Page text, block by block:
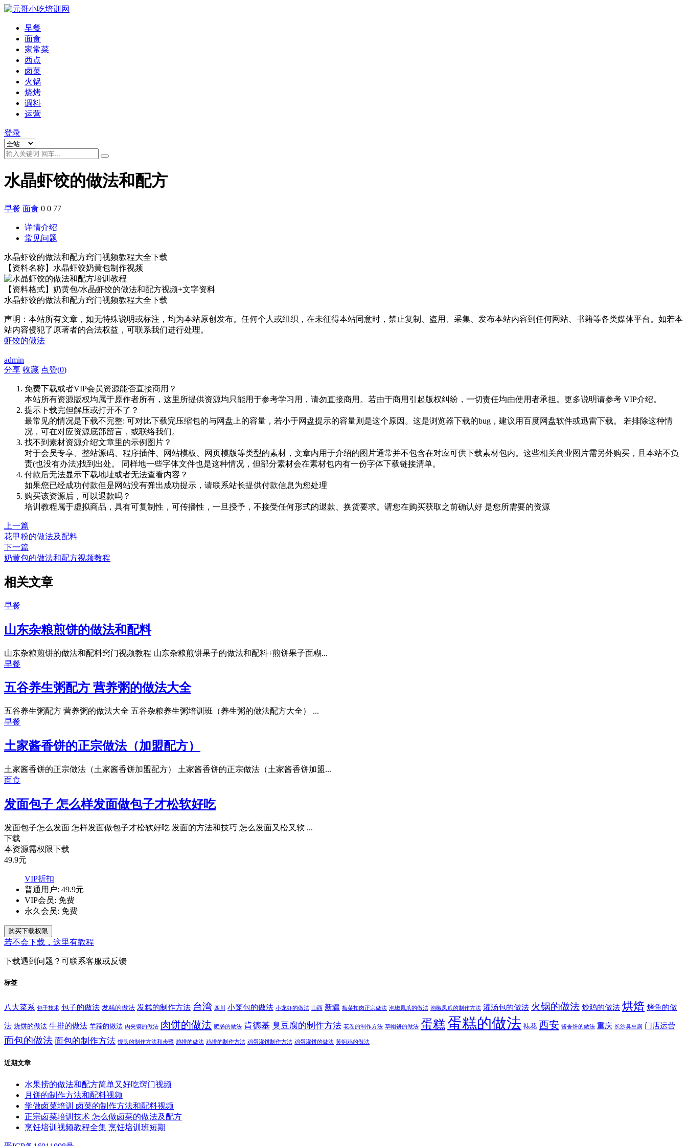
早餐
面食
家常菜
西点
卤菜
火锅
烧烤
调料
运营
登录
水晶虾饺的做法和配方
早餐 面食 0 0 77
详情介绍
常见问题
水晶虾饺的做法和配方窍门视频教程大全下载
【资料名称】水晶虾饺奶黄包制作视频
【资料格式】奶黄包/水晶虾饺的做法和配方视频+文字资料
水晶虾饺的做法和配方窍门视频教程大全下载
声明：本站所有文章，如无特殊说明或标注，均为本站原创发布。任何个人或组织，在未征得本站同意时，禁止复制、盗用、采集、发布本站内容到任何网站、书籍等各类媒体平台。如若本
站内容侵犯了原著者的合法权益，可联系我们进行处理。
虾饺的做法
admin
分享 收藏 点赞(0)
免费下载或者VIP会员资源能否直接商用？
本站所有资源版权均属于原作者所有，这里所提供资源均只能用于参考学习用，请勿直接商用。若由于商用引起版权纠纷，一切责任均由使用者承担。更多说明请参考 VIP介绍。
提示下载完但解压或打开不了？
最常见的情况是下载不完整: 可对比下载完压缩包的与网盘上的容量，若小于网盘提示的容量则是这个原因。这是浏览器下载的bug，建议用百度网盘软件或迅雷下载。 若排除这种情
况，可在对应资源底部留言，或联络我们。
找不到素材资源介绍文章里的示例图片？
对于会员专享、整站源码、程序插件、网站模板、网页模版等类型的素材，文章内用于介绍的图片通常并不包含在对应可供下载素材包内。这些相关商业图片需另外购买，且本站不负
责(也没有办法)找到出处。 同样地一些字体文件也是这种情况，但部分素材会在素材包内有一份字体下载链接清单。
付款后无法显示下载地址或者无法查看内容？
如果您已经成功付款但是网站没有弹出成功提示，请联系站长提供付款信息为您处理
购买该资源后，可以退款吗？
培训教程属于虚拟商品，具有可复制性，可传播性，一旦授予，不接受任何形式的退款、换货要求。请您在购买获取之前确认好 是您所需要的资源
上一篇
花甲粉的做法及配料
下一篇
奶黄包的做法和配方视频教程
相关文章
早餐
山东杂粮煎饼的做法和配料
山东杂粮煎饼的做法和配料窍门视频教程 山东杂粮煎饼果子的做法和配料+煎饼果子面糊...
早餐
五谷养生粥配方 营养粥的做法大全
五谷养生粥配方 营养粥的做法大全 五谷杂粮养生粥培训班（养生粥的做法配方大全） ...
早餐
土家酱香饼的正宗做法（加盟配方）
土家酱香饼的正宗做法（土家酱香饼加盟配方） 土家酱香饼的正宗做法（土家酱香饼加盟...
面食
发面包子 怎么样发面做包子才松软好吃
发面包子怎么发面 怎样发面做包子才松软好吃 发面的方法和技巧 怎么发面又松又软 ...
下载
本资源需权限下载
49.9元
VIP折扣
普通用户: 49.9元
VIP会员: 免费
永久会员: 免费
购买下载权限
若不会下载，这里有教程
下载遇到问题？可联系客服或反馈
标签
八大菜系 包子技术 包子的做法 发糕的做法 发糕的制作方法 台湾 四川 小笼包的做法 小龙虾的做法 山西 新疆 梅菜扣肉正宗做法 泡椒凤爪的做法 泡椒凤爪的制作方法 灌汤包的做法 火锅的做法 炒鸡的做法 烘焙 烤鱼的做
法 烧饼的做法 牛排的做法 羊蹄的做法 肉夹馍的做法 肉饼的做法 肥肠的做法 肯德基 臭豆腐的制作方法 花卷的制作方法 草帽饼的做法 蛋糕 蛋糕的做法 裱花 西安 酱香饼的做法 重庆 长沙臭豆腐 门店运营
面包的做法 面包的制作方法 馒头的制作方法和步骤 鸡排的做法 鸡排的制作方法 鸡蛋灌饼制作方法 鸡蛋灌饼的做法 黄焖鸡的做法
近期文章
水果捞的做法和配方简单又好吃窍门视频
月饼的制作方法和配料视频
学做卤菜培训 卤菜的制作方法和配料视频
正宗卤菜培训技术 怎么做卤菜的做法及配方
烹饪培训视频教程全集 烹饪培训班短期